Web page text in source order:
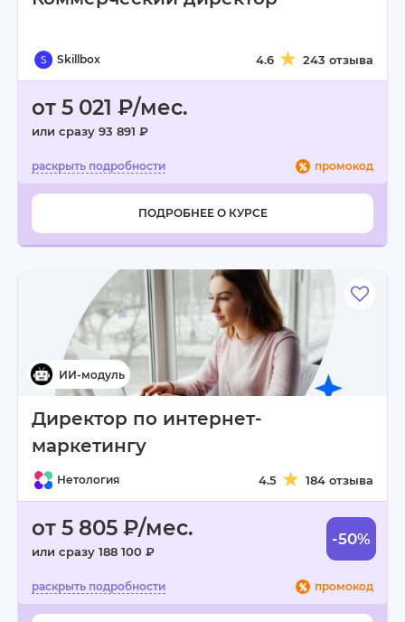
Skillbox 4.6 243 отзыва
от 5 021 ₽/мес.
или сразу 93 891 ₽
промокод
ПОДРОБНЕЕ О КУРСЕ
Директор по интернет-
маркетингу
Нетология 4.5 184 отзыва
от 5 805 ₽/мес.
или сразу 188 100 ₽
-50%
промокод